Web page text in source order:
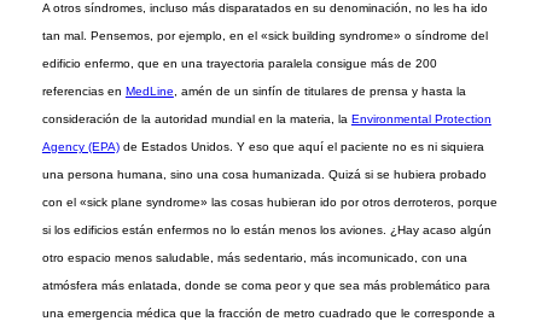
A otros síndromes, incluso más disparatados en su denominación, no les ha ido
tan mal. Pensemos, por ejemplo, en el «sick building syndrome» o síndrome del
edificio enfermo, que en una trayectoria paralela consigue más de 200
referencias en MedLine , amén de un sinfín de titulares de prensa y hasta la
consideración de la autoridad mundial en la materia, la Environmental Protection
Agency (EPA)de Estados Unidos. Y eso que aquí el paciente no es ni siquiera
una persona humana, sino una cosa humanizada. Quizá si se hubiera probado
con el «sick plane syndrome» las cosas hubieran ido por otros derroteros, porque
si los edificios están enfermos no lo están menos los aviones. ¿Hay acaso algún
otro espacio menos saludable, más sedentario, más incomunicado, con una
atmósfera más enlatada, donde se coma peor y que sea más problemático para
una emergencia médica que la fracción de metro cuadrado que le corresponde a